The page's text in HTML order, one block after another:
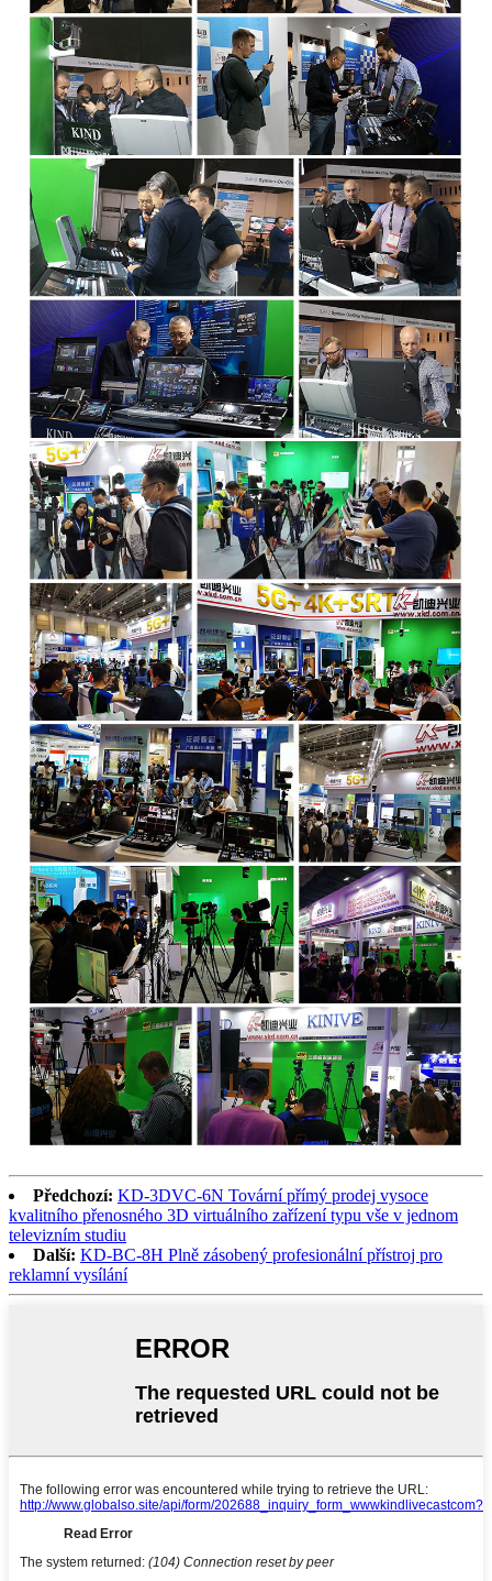
Předchozí: KD-3DVC-6N Tovární přímý prodej vysoce
kvalitního přenosného 3D virtuálního zařízení typu vše v jednom
televizním studiu
Další: KD-BC-8H Plně zásobený profesionální přístroj pro
reklamní vysílání